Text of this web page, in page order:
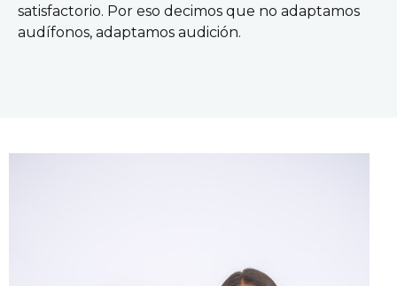
satisfactorio. Por eso decimos que no adaptamos
audífonos, adaptamos audición.